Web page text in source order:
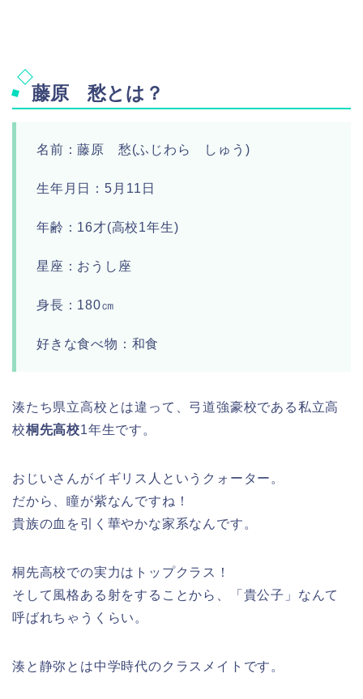
藤原 愁とは？
名前：藤原 愁(ふじわら しゅう)
生年月日：5月11日
年齢：16才(高校1年生)
星座：おうし座
身長：180㎝
好きな食べ物：和食
湊たち県立高校とは違って、弓道強豪校である私立高
校桐先高校1年生です。
おじいさんがイギリス人というクォーター。
だから、瞳が紫なんですね！
貴族の血を引く華やかな家系なんです。
桐先高校での実力はトップクラス！
そして風格ある射をすることから、「貴公子」なんて
呼ばれちゃうくらい。
湊と静弥とは中学時代のクラスメイトです。